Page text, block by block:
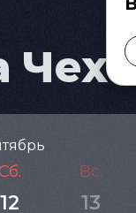
12
Вс.
13